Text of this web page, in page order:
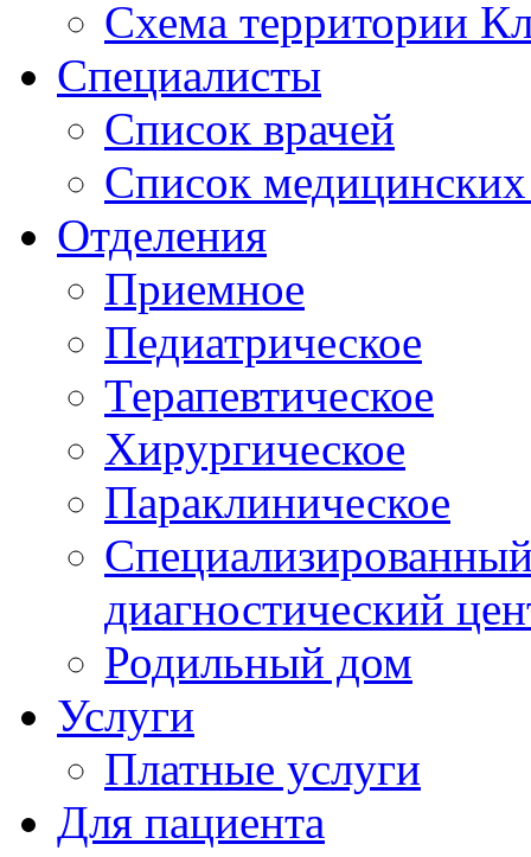
Схема территории
Специалисты
Список врачей
Список медицинских
Отделения
Приемное
Педиатрическое
Терапевтическое
Хирургическое
Параклиническое
диагностический
Родильный дом
Услуги
Платные услуги
Для пациента